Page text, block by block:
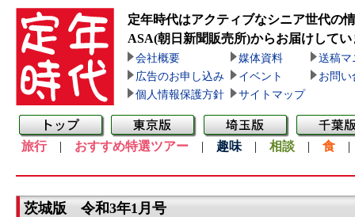
定年時代はアクティブなシニア世代の
ASA(朝日新聞販売所)からお届けしてい
会社概要 媒体資料
送稿マ
広告のお申し込み
イベント
お問い
個人情報保護方針
サイトマップ
旅行| おすすめ特選ツアー | 趣味 | 相談 | 食
茨城版 令和3年1月号